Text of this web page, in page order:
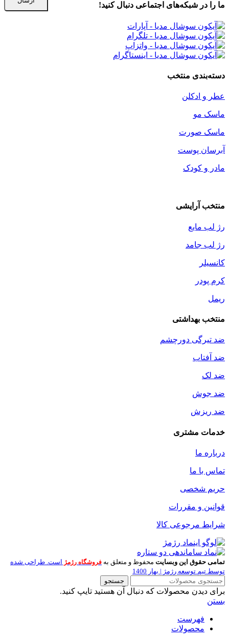
ما را در شبكه‌های اجتماعی دنبال کنید!
دسته‌بندی منتخب
عطر و ادکلن
ماسک مو
ماسک صورت
آبرسان پوست
مادر و کودک
منتخب آرایشی
رژ لب مایع
رژ لب جامد
کانسیلر
کرم پودر
ریمل
منتخب بهداشتی
ضد تیرگی دورچشم
ضد آفتاب
ضد لک
ضد جوش
ضد ریزش
خدمات مشتری
درباره ما
تماس با ما
حریم شخصی
قوانین و مقررات
شرایط مرجوعی کالا
تمامی حقوق این وبسایت محفوظ و متعلق به فروشگاه رژمژ است. طراحی شده
توسط تیم توسعه رژمژ | بهار 1400
جستجو
برای دیدن محصولات که دنبال آن هستید تایپ کنید.
بستن
فهرست
محصولات